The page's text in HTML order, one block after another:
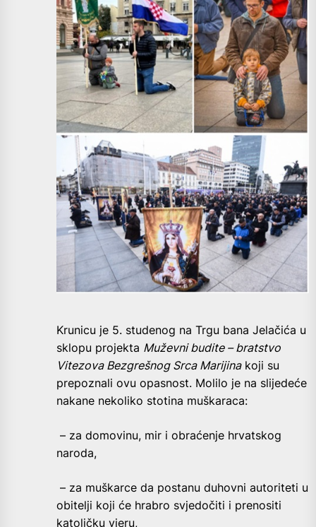
Krunicu je 5. studenog na Trgu bana Jelačića u
sklopu projekta Muževni budite – bratstvo
Vitezova Bezgrešnog Srca Marijinakoji su
prepoznali ovu opasnost. Molilo je na slijedeće
nakane nekoliko stotina muškaraca:
– za domovinu, mir i obraćenje hrvatskog
naroda,
– za muškarce da postanu duhovni autoriteti u
obitelji koji će hrabro svjedočiti i prenositi
katoličku vjeru,